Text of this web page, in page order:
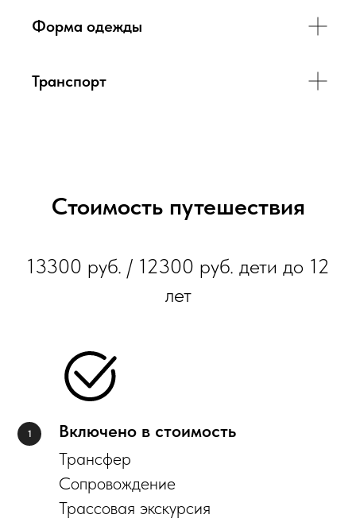
Форма одежды
Транспорт
Стоимость путешествия
13300 руб. / 12300 руб. дети до 12
лет
Включено в стоимость
Трансфер
Сопровождение
Трассовая экскурсия